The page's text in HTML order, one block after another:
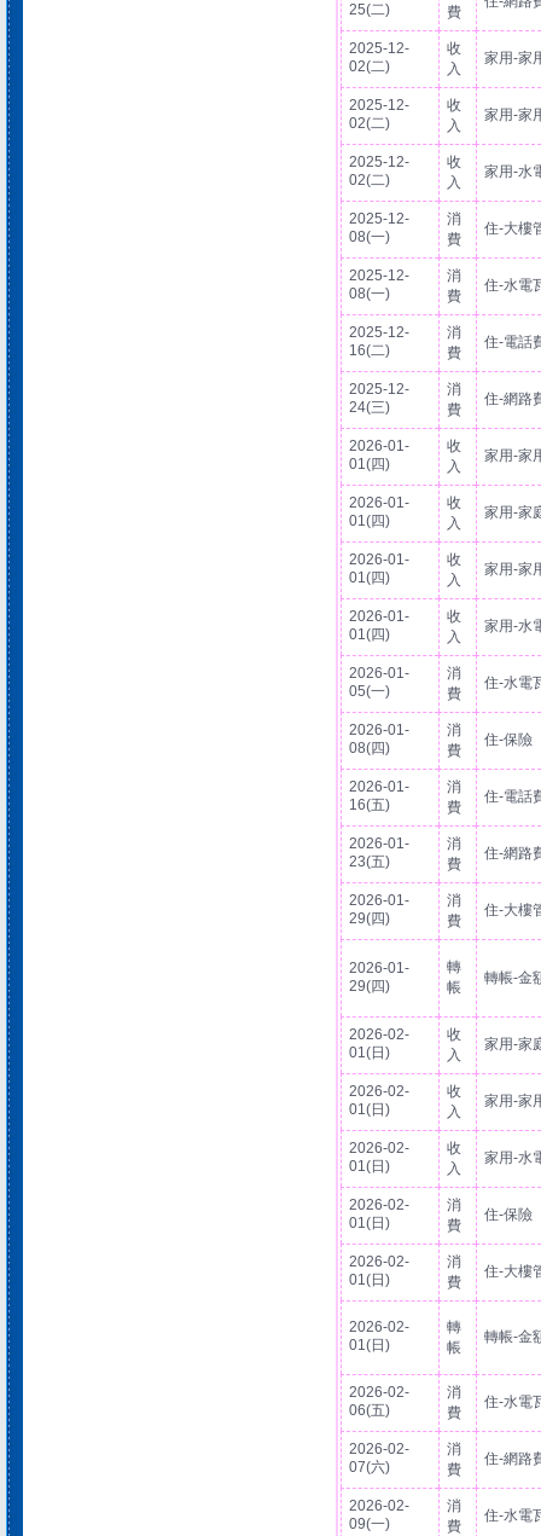
25(二) 費
2025-12-
02(二)
收
入
家用-家
2025-12-
02(二)
收
入
家用-家
2025-12-
02(二)
收
入
家用-水
2025-12-
08(一)
消
費
住-大樓
2025-12-
08(一)
消
費
住-水電
2025-12-
16(二)
消
費
住-電話
2025-12-
24(三)
消
費
住-網路
2026-01-
01(四)
收
入
家用-家
2026-01-
01(四)
收
入
家用-家
2026-01-
01(四)
收
入
家用-家
2026-01-
01(四)
收
入
家用-水
2026-01-
05(一)
消
費
住-水電
2026-01-
08(四)
消
費
住-保險
2026-01-
16(五)
消
費
住-電話
2026-01-
23(五)
消
費
住-網路
2026-01-
29(四)
消
費
住-大樓
2026-01-
29(四)
轉
帳
轉帳-金
2026-02-
01(日)
收
入
家用-家
2026-02-
01(日)
收
入
家用-家
2026-02-
01(日)
收
入
家用-水
2026-02-
01(日)
消
費
住-保險
2026-02-
01(日)
消
費
住-大樓
2026-02-
01(日)
轉
帳
轉帳-金
2026-02-
06(五)
消
費
住-水電
2026-02-
07(六)
消
費
住-網路
2026-02-
09(一)
消
費
住-水電